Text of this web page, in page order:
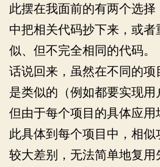
此摆在我面前的有两个选
中把相关代码抄下来，或
似、但不完全相同的代码。
话说回来，虽然在不同的
是类似的（例如都要实现用
但由于每个项目的具体应用
此具体到每个项目中，相
较大差别，无法简单地复用